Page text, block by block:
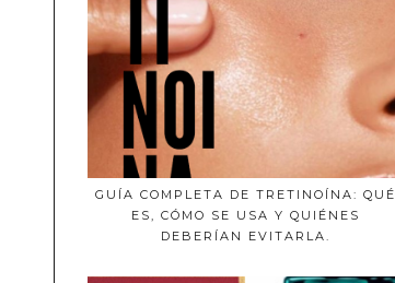
GUÍA COMPLETA DE TRETINOÍNA: QUÉ
ES, CÓMO SE USA Y QUIÉNES
DEBERÍAN EVITARLA.